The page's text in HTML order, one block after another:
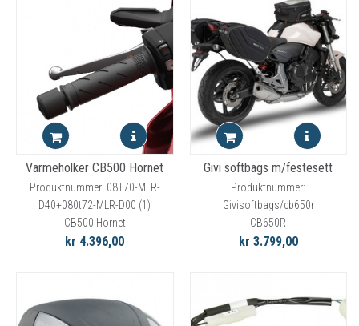
Varmeholker CB500 Hornet
Produktnummer: 08T70-MLR-
D40+080t72-MLR-D00 (1)
CB500 Hornet
kr 4.396,00
Givi softbags m/festesett
Produktnummer:
Givisoftbags/cb650r
CB650R
kr 3.799,00